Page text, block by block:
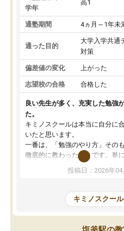
学年
高1
通塾期間 4ヵ月～1年未
通った目的
大学入学共通
対策
偏差値の変化 上がった
志望校の合格 合格した
良い先生が多く、充実した勉強
た。
キミノスクールは本当に自分に
いたと思います。
一番は、「勉強のやり方」その
徹底的に教わったことです。単
を詰め込むのではなく、自学自習
慣が身につくよう並走してくれ
はなくなりました。
講師の方との距離も近く、親身
チングのおかげで、停滞期もモチ
投稿日：2026年04
キミノスクー